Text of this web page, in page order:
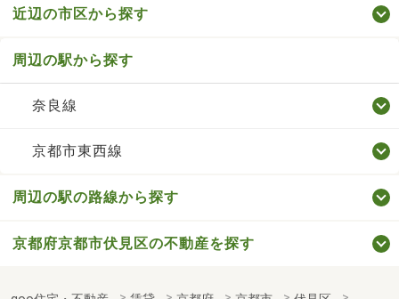
近辺の市区から探す
周辺の駅から探す
奈良線
京都市東西線
周辺の駅の路線から探す
京都府京都市伏見区の不動産を探す